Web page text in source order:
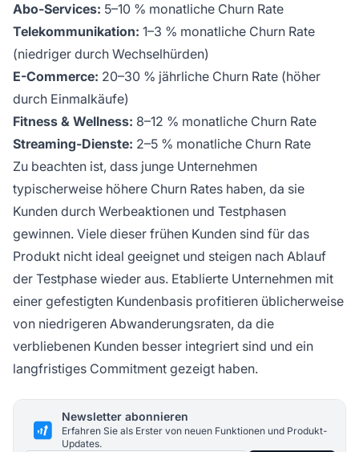
Abo-Services: 5–10 % monatliche Churn Rate
Telekommunikation: 1–3 % monatliche Churn Rate
(niedriger durch Wechselhürden)
E-Commerce: 20–30 % jährliche Churn Rate (höher
durch Einmalkäufe)
Fitness & Wellness: 8–12 % monatliche Churn Rate
Streaming-Dienste: 2–5 % monatliche Churn Rate
Zu beachten ist, dass junge Unternehmen
typischerweise höhere Churn Rates haben, da sie
Kunden durch Werbeaktionen und Testphasen
gewinnen. Viele dieser frühen Kunden sind für das
Produkt nicht ideal geeignet und steigen nach Ablauf
der Testphase wieder aus. Etablierte Unternehmen mit
einer gefestigten Kundenbasis profitieren üblicherweise
von niedrigeren Abwanderungsraten, da die
verbliebenen Kunden besser integriert sind und ein
langfristiges Commitment gezeigt haben.
Newsletter abonnieren
Erfahren Sie als Erster von neuen Funktionen und Produkt-
Updates.